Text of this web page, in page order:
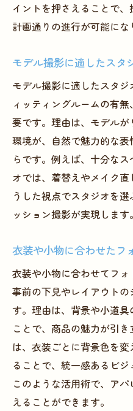
ト
スタジオ設備を
プ
大阪で充実設備
点
撮影環境がファ
撮影現場で役立つフ
フォトスタジオ
秘訣
アパレル撮影時
モデルと連携し
大阪で柔軟な対
探し
フォトスタジオ
用術
現場でトラブル
大阪でフォトスタジ
大阪のフォトス
イントを押さえることで、
計画通りの進行が可能にな
モデル撮影に適したスタ
モデル撮影に適したスタ
ィッティングルームの有
要です。理由は、モデル
環境が、自然で魅力的な
らです。例えば、十分な
オでは、着替えやメイク
うした視点でスタジオを
ッション撮影が実現します。
衣装や小物に合わせたフ
衣装や小物に合わせてフォ
事前の下見やレイアウト
す。理由は、背景や小道
ことで、商品の魅力が引
は、衣装ごとに背景色を
ることで、統一感あるビジ
このような活用術で、ア
えることができます。